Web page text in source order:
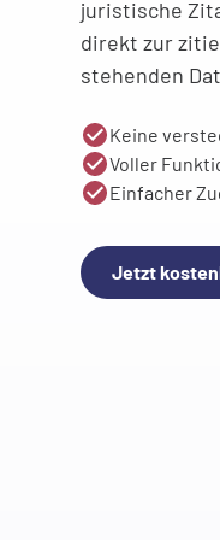
juristische
direkt zur
stehenden
Keine
Voller
Einfacher
Jetzt